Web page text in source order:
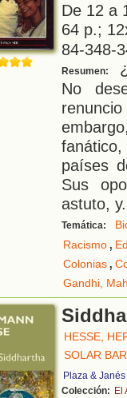
De 12 a
64 p.;
84-348-
Resumen:
No
países
Sus
astuto, y
Temática:
Racismo,
Colonias,
Gandhi,
HESSE,
SOLAR
Plaza & Janés
Colección: El